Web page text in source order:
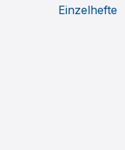
Einzelhefte